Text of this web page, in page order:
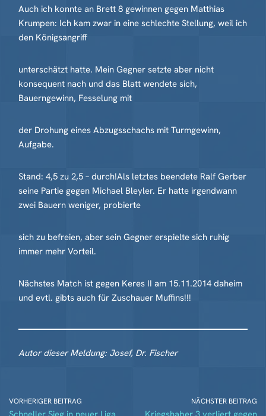
Auch ich konnte an Brett 8 gewinnen gegen Matthias
Krumpen: Ich kam zwar in eine schlechte Stellung, weil ich
den Königsangriff
unterschätzt hatte. Mein Gegner setzte aber nicht
konsequent nach und das Blatt wendete sich,
Bauerngewinn, Fesselung mit
der Drohung eines Abzugsschachs mit Turmgewinn,
Aufgabe.
Stand: 4,5 zu 2,5 – durch!Als letztes beendete Ralf Gerber
seine Partie gegen Michael Bleyler. Er hatte irgendwann
zwei Bauern weniger, probierte
sich zu befreien, aber sein Gegner erspielte sich ruhig
immer mehr Vorteil.
Nächstes Match ist gegen Keres II am 15.11.2014 daheim
und evtl. gibts auch für Zuschauer Muffins!!!
Autor dieser Meldung: Josef, Dr. Fischer
VORHERIGER BEITRAG NÄCHSTER BEITRAG